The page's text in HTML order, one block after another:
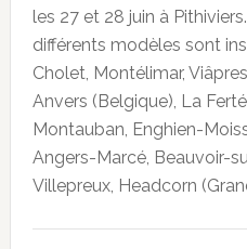
les 27 et 28 juin à
différents modèles sont
Cholet, Montélimar,
Anvers (Belgique), La
Montauban, Enghien-
Angers-Marcé, Beauvoir-
Villepreux, Headcorn